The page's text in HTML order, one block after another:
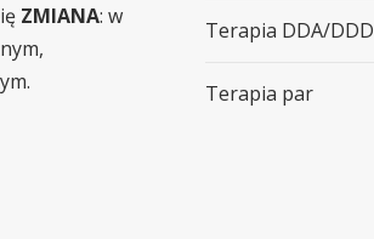
ZMIANA: w
Terapia DDA/DDD
Terapia par